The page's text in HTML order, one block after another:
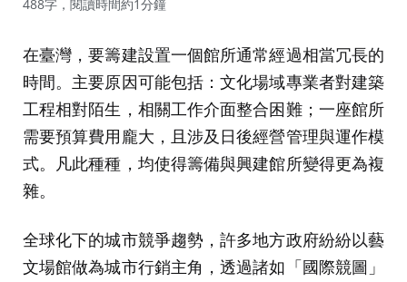
488字，閱讀時間約1分鐘
在臺灣，要籌建設置一個館所通常經過相當冗長的
時間。主要原因可能包括：文化場域專業者對建築
工程相對陌生，相關工作介面整合困難；一座館所
需要預算費用龐大，且涉及日後經營管理與運作模
式。凡此種種，均使得籌備與興建館所變得更為複
雜。
全球化下的城市競爭趨勢，許多地方政府紛紛以藝
文場館做為城市行銷主角，透過諸如「國際競圖」